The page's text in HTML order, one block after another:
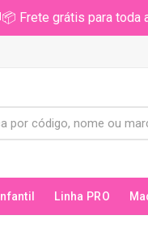
Frete grátis para toda
Linha PRO